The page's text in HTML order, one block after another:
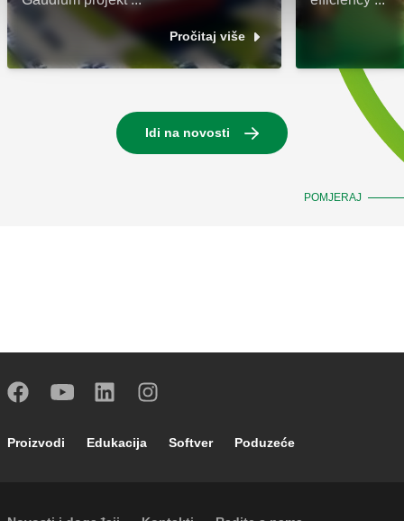
Pročitaj više
POMJERAJ
Idi na novosti
Footer main navigation
Proizvodi Edukacija Softver Poduzeće